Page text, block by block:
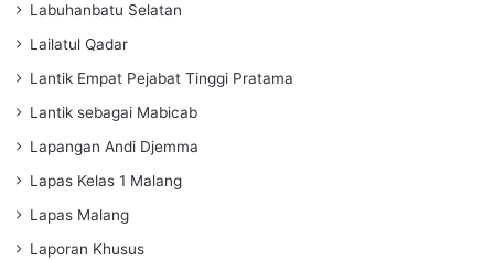
Labuhanbatu Selatan
Lailatul Qadar
Lantik Empat Pejabat Tinggi Pratama
Lantik sebagai Mabicab
Lapangan Andi Djemma
Lapas Kelas 1 Malang
Lapas Malang
Laporan Khusus